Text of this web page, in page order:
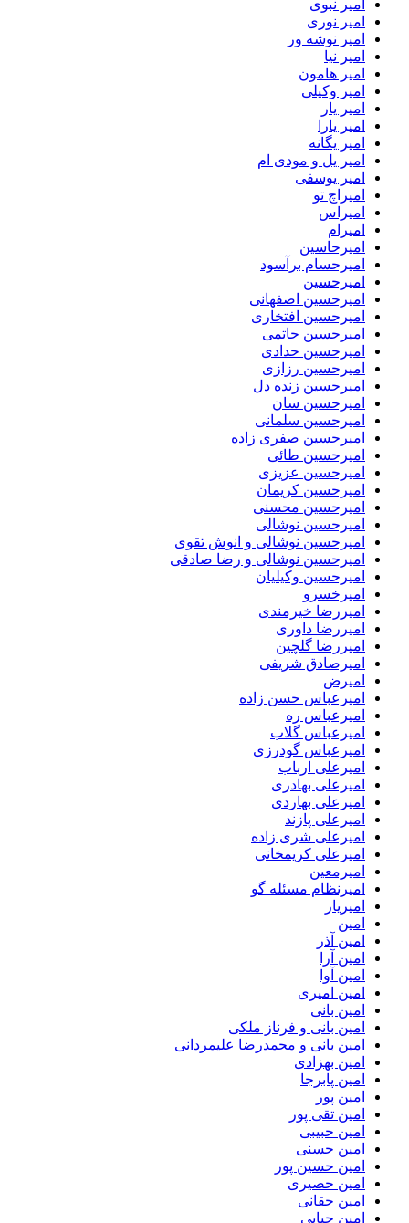
امیر نبوی
امیر نوری
امیر نوشه ور
امیر نیا
امیر هامون
امیر وکیلی
امیر یار
امیر یارا
امیر یگانه
امیر یل و مودی ام
امیر یوسفی
امیراچ تو
امیراس
امیرام
امیرحاسین
امیرحسام برآسود
امیرحسین
امیرحسین اصفهانی
امیرحسین افتخاری
امیرحسین حاتمی
امیرحسین حدادی
امیرحسین رزازی
امیرحسین زنده دل
امیرحسین سان
امیرحسین سلمانی
امیرحسین صفری زاده
امیرحسین طائی
امیرحسین عزیزی
امیرحسین کریمان
امیرحسین محسنی
امیرحسین نوشالی
امیرحسین نوشالی و انوش تقوی
امیرحسین نوشالی و رضا صادقی
امیرحسین وکیلیان
امیرخسرو
امیررضا خیرمندی
امیررضا داوری
امیررضا گلچین
امیرصادق شریفی
امیرض
امیرعباس حسن زاده
امیرعباس ره
امیرعباس گلاب
امیرعباس گودرزی
امیرعلی ارباب
امیرعلی بهادری
امیرعلی بهاردی
امیرعلی پازند
امیرعلی شری زاده
امیرعلی کریمخانی
امیرمعین
امیرنظام مسئله گو
امیریار
امین
امین آذر
امین آرا
امین آوا
امین امیری
امین بانی
امین بانی و فرناز ملکی
امین بانی و محمدرضا علیمردانی
امین بهزادی
امین پابرجا
امین پور
امین تقی پور
امین حبیبی
امین حسنی
امین حسین پور
امین حصیری
امین حقانی
امین حیایی